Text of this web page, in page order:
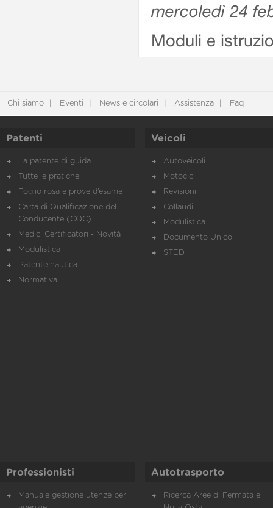
mercoledì 24
Moduli e
Chi siamo Eventi News e circolari Assistenza Faq
Patenti
La patente di guida
Tutte le pratiche
Foglio rosa e prove d’esame
Carta di Qualificazione del
Conducente (CQC)
Medici Certificatori - Novità
Modulistica
Patente nautica
Normativa
Veicoli
Autoveicoli
Motocicli
Revisioni
Collaudi
Modulistica
Documento Unico
STED
Professionisti
Manuale gestione utenze per
Autotrasporto
Ricerca Aree di Fermata e